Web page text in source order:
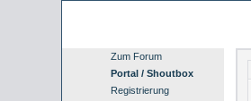
Zum Forum
Portal / Shoutbox
Registrierung